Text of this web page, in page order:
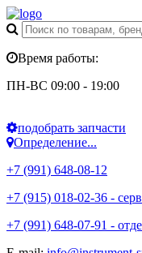
Время работы:
ПН-ВС 09:00 - 19:00
подобрать запчасти
Определение...
+7 (991) 648-08-12
+7 (915) 018-02-36 -
+7 (991) 648-07-91 -